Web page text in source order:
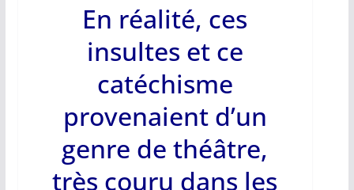
En réalité, ces
insultes et ce
catéchisme
provenaient d’un
genre de théâtre,
très couru dans les